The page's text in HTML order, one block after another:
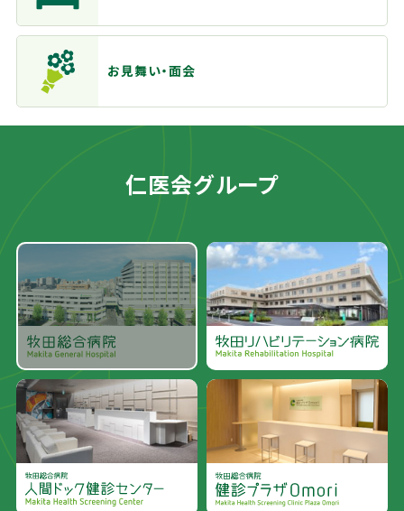
お見舞い・面会
仁医会グループ